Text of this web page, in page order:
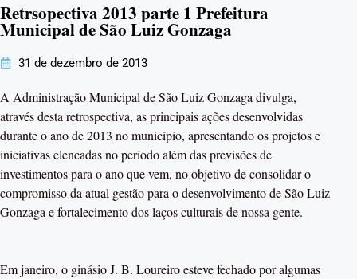
Retrsopectiva 2013 parte 1 Prefeitura
Municipal de São Luiz Gonzaga
31 de dezembro de 2013
A Administração Municipal de São Luiz Gonzaga divulga,
através desta retrospectiva, as principais ações desenvolvidas
durante o ano de 2013 no município, apresentando os projetos e
iniciativas elencadas no período além das previsões de
investimentos para o ano que vem, no objetivo de consolidar o
compromisso da atual gestão para o desenvolvimento de São Luiz
Gonzaga e fortalecimento dos laços culturais de nossa gente.
Em janeiro, o ginásio J. B. Loureiro esteve fechado por algumas